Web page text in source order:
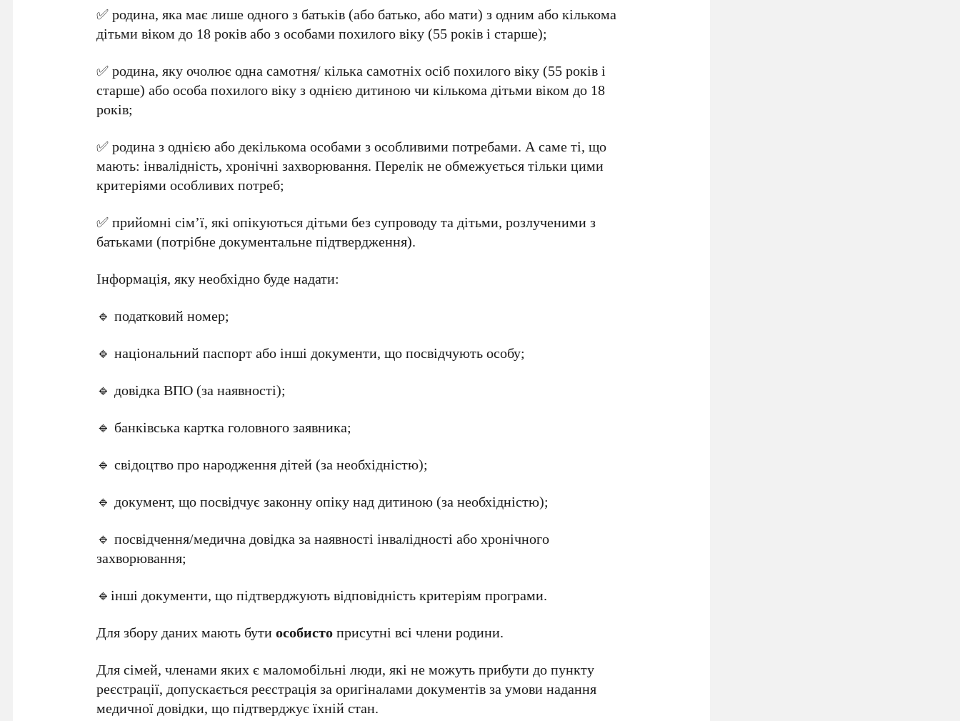
✅ родина, яка має лише одного з батьків (або батько, або мати) з одним або кількома
дітьми віком до 18 років або з особами похилого віку (55 років і старше);
✅ родина, яку очолює одна самотня/ кілька самотніх осіб похилого віку (55 років і
старше) або особа похилого віку з однією дитиною чи кількома дітьми віком до 18
років;
✅ родина з однією або декількома особами з особливими потребами. А саме ті, що
мають: інвалідність, хронічні захворювання. Перелік не обмежується тільки цими
критеріями особливих потреб;
✅ прийомні сім’ї, які опікуються дітьми без супроводу та дітьми, розлученими з
батьками (потрібне документальне підтвердження).
Інформація, яку необхідно буде надати:
🔹 податковий номер;
🔹 національний паспорт або інші документи, що посвідчують особу;
🔹 довідка ВПО (за наявності);
🔹 банківська картка головного заявника;
🔹 свідоцтво про народження дітей (за необхідністю);
🔹 документ, що посвідчує законну опіку над дитиною (за необхідністю);
🔹 посвідчення/медична довідка за наявності інвалідності або хронічного
захворювання;
🔹інші документи, що підтверджують відповідність критеріям програми.
Для збору даних мають бутиособистоприсутні всі члени родини.
Для сімей, членами яких є маломобільні люди, які не можуть прибути до пункту
реєстрації, допускається реєстрація за оригіналами документів за умови надання
медичної довідки, що підтверджує їхній стан.